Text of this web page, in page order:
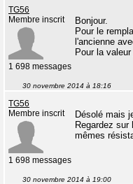
TG56
Membre inscrit
1 698 messages
Bonjour.
Pour le
l'ancienne
Pour la
30 novembre 2014 à 18:16
TG56
Membre inscrit
1 698 messages
Désolé mais
Regardez
mêmes
30 novembre 2014 à 19:00